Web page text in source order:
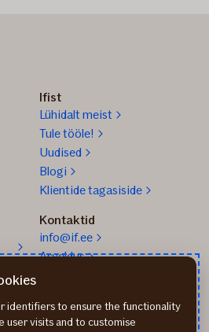
Ifist
Lühidalt meist
Tule tööle!
Uudised
Blogi
Klientide tagasiside
Kontaktid
info@if.ee
Arveldus
identifiers to ensure the functionality
user visits and to customise